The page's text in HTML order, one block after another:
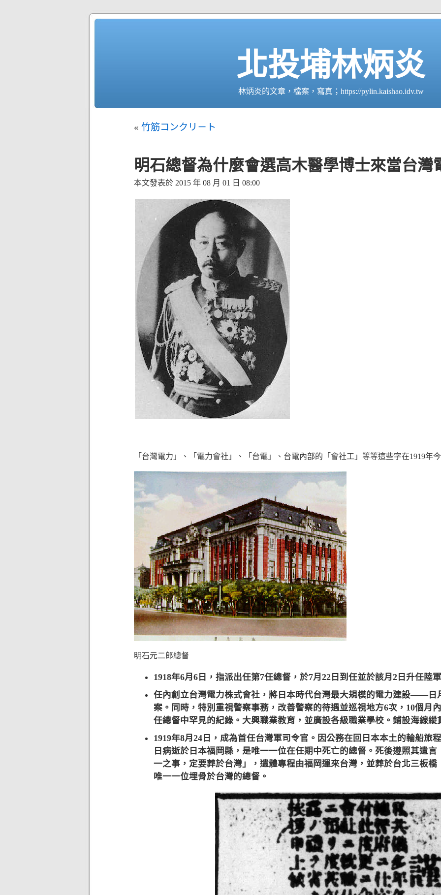
北投埔林炳炎
林炳炎的文章，檔案，寫真；https://pylin.kaishao.idv.tw
« 竹筋コンクリ－ト
明石總督為什麼會選高木醫學博士來當台灣
本文發表於 2015 年 08 月 01 日 08:00
「台灣電力」、「電力會社」、「台電」、台電內部的「會社工」等等這些字在1919年
明石元二郎總督
1918年6月6日，指派出任第7任總督，於7月22日到任並於該月2日升任陸
任內創立台灣電力株式會社，將日本時代台灣最大規模的電力建設——日
案。同時，特別重視警察事務，改善警察的待遇並巡視地方6次，10個月
任總督中罕見的紀錄。大興職業教育，並廣設各級職業學校。鋪設海線縱
1919年8月24日，成為首任台灣軍司令官。因公務在回日本本土的輪船旅
日病逝於日本福岡縣，是唯一一位在任期中死亡的總督。死後遵照其遺言
一之事，定要葬於台灣」，遺體專程由福岡運來台灣，並葬於台北三板橋
唯一一位埋骨於台灣的總督。